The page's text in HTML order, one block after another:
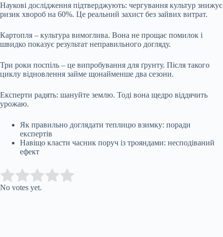
Наукові дослідження підтверджують: чергування культур знижує
ризик хвороб на 60%. Це реальний захист без зайвих витрат.
Картопля – культура вимоглива. Вона не прощає помилок і
швидко показує результат неправильного догляду.
Три роки поспіль – це випробування для ґрунту. Після такого
циклу відновлення займе щонайменше два сезони.
Експерти радять: шануйте землю. Тоді вона щедро віддячить
урожаю.
Як правильно доглядати теплицю взимку: поради
експертів
Навіщо класти часник поруч із трояндами: несподіваний
ефект
Rate this item:
No votes yet.